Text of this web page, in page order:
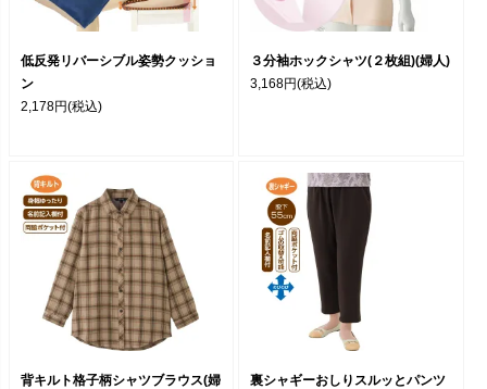
低反発リバーシブル姿勢クッショ
ン
2,178円(税込)
３分袖ホックシャツ(２枚組)(婦人)
3,168円(税込)
背キルト格子柄シャツブラウス(婦
裏シャギーおしりスルッとパンツ